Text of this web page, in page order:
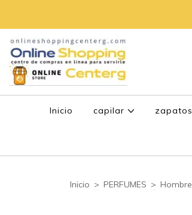
Inicio capilar zapatos
Inicio > PERFUMES > Hombre